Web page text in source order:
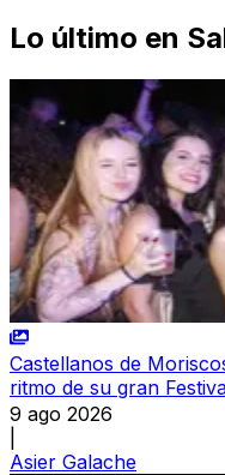
Lo último en
Castellanos de
ritmo de su gran
9 ago 2026
Asier Galache